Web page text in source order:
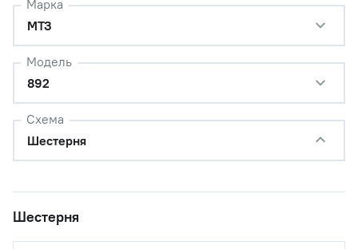
Марка
МТЗ
Модель
892
Схема
Шестерня
Шестерня